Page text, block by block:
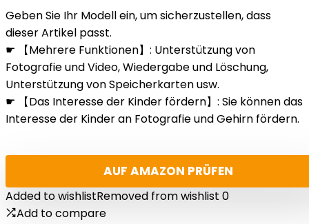
Geben Sie Ihr Modell ein, um sicherzustellen, dass
dieser Artikel passt.
☛ 【Mehrere Funktionen】: Unterstützung von
Fotografie und Video, Wiedergabe und Löschung,
Unterstützung von Speicherkarten usw.
☛ 【Das Interesse der Kinder fördern】: Sie können das
Interesse der Kinder an Fotografie und Gehirn fördern.
AUF AMAZON PRÜFEN
Added to wishlistRemoved from wishlist 0
Add to compare